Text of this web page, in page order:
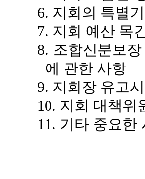
6. 지회의 특별
7. 지회 예산 목
8. 조합신분보
에 관한 사항
9. 지회장 유고
10. 지회 대책
11. 기타 중요한